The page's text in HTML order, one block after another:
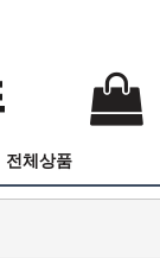
전체상품